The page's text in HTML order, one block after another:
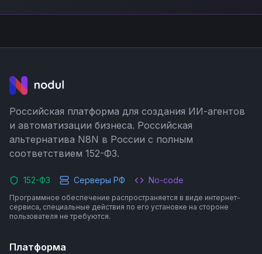
Российская платформа для создания ИИ-агентов
и автоматизации бизнеса. Российская
альтернатива N8N в России с полным
соответствием 152-ФЗ.
152-ФЗ Серверы РФ No-code
Программное обеспечение распространяется в виде интернет-
сервиса, специальные действия по его установке на стороне
пользователя не требуются.
Платформа